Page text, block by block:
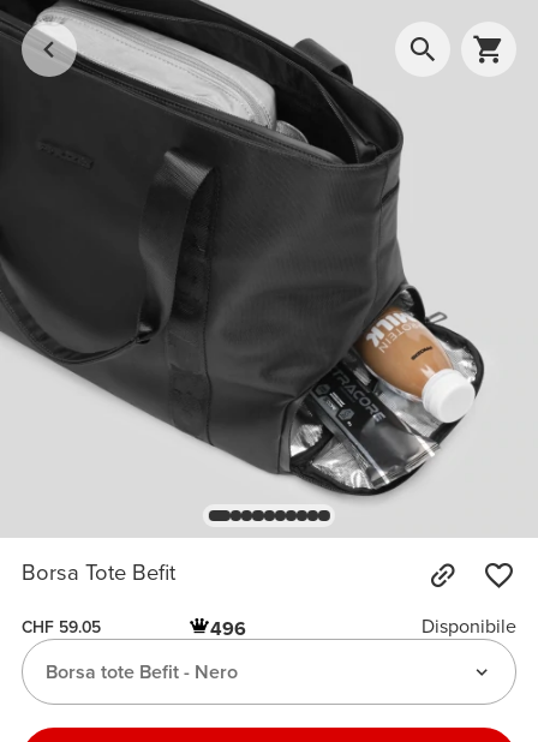
Borsa Tote Befit
CHF 59.05 496
Disponibile
Borsa tote Befit - Nero